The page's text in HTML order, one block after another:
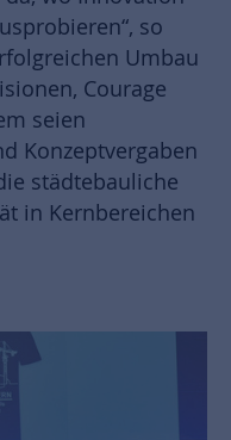
so
Umbau
Courage
seien
Konzeptvergaben
städtebauliche
in Kernbereichen